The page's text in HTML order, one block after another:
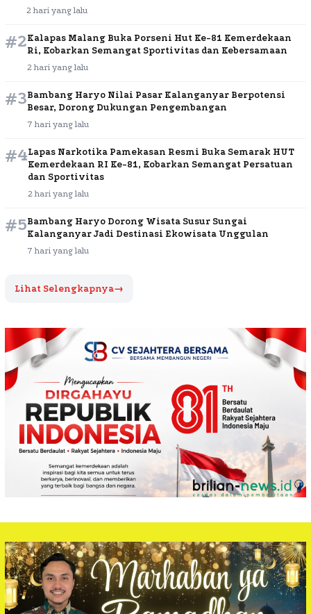
2 hari yang lalu
#2Kalapas Malang Buka Porseni Hut Ke-81 Kemerdekaan
Ri, Kobarkan Semangat Sportivitas dan Kebersamaan
2 hari yang lalu
#3Bambang Haryo Nilai Pasar Kalanganyar Berpotensi
Besar, Dorong Dukungan Pengembangan
7 hari yang lalu
#4Lapas Narkotika Pamekasan Resmi Buka Semarak HUT
Kemerdekaan RI Ke-81, Kobarkan Semangat Persatuan
dan Sportivitas
2 hari yang lalu
#5Bambang Haryo Dorong Wisata Susur Sungai
Kalanganyar Jadi Destinasi Ekowisata Unggulan
7 hari yang lalu
Lihat Selengkapnya→